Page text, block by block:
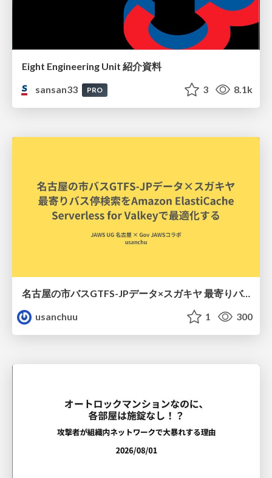
Eight Engineering Unit 紹介資料
sansan33
PRO 3 8.1k
名古屋の市バスGTFS-JPデータ×スガキヤ 最寄りバス停検索をAmazon ElastiCache Serverless for Valkeyで最適化する
usanchuu
1 300